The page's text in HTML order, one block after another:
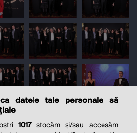
datele tale personale să
1017 stocăm și/sau accesăm